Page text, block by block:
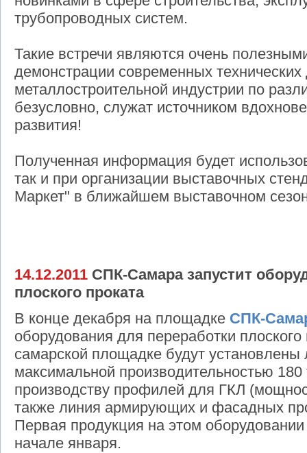
трубопроводных систем.
Такие встречи являются очень
демонстрации современных
металлостроительной индустрии по
безусловно, служат источником
развития!
Полученная информация будет
так и при организации выставочных
Маркет" в ближайшем выставочном
14.12.2011 СПК-Самара запустит
плоского проката
В конце декабря на площадке СПК-
оборудования для переработки
самарской площадке будут установлены
максимальной производительностью 180
производству профилей для ГКЛ
также линия армирующих и фасадных
Первая продукция на этом
начале января.